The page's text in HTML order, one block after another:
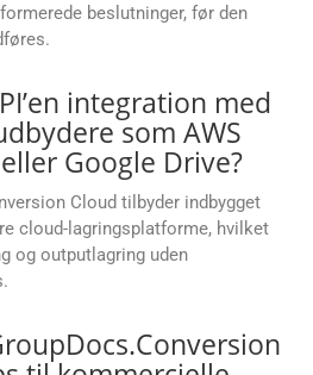
beslutninger, før den
integration med
som AWS
Google Drive?
Cloud tilbyder indbygget
cloud-lagringsplatforme, hvilket
og outputlagring uden